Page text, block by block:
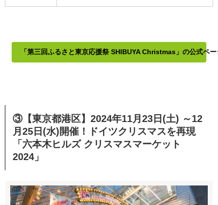
「第三回ふるさと東京応援祭 SHIBUYA Christmas」の公式ペ
③【東京都港区】2024年11月23日(土) ～12
月25日(水)開催！ドイツクリスマスを再現
「六本木ヒルズ クリスマスマーケット
2024」